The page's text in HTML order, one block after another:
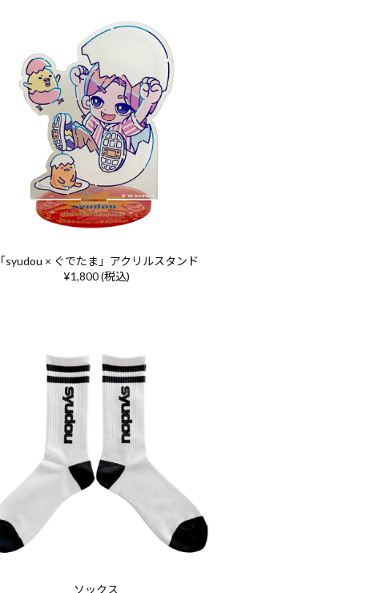
「syudou × ぐでたま」アクリルスタンド
¥1,800 (税込)
ソックス